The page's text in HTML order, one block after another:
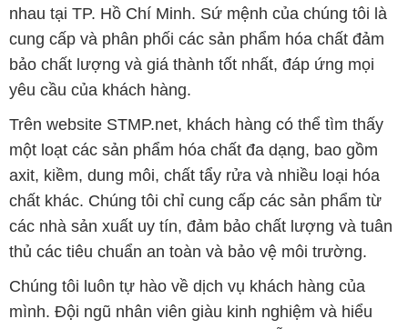
nhau tại TP. Hồ Chí Minh. Sứ mệnh của chúng tôi là
cung cấp và phân phối các sản phẩm hóa chất đảm
bảo chất lượng và giá thành tốt nhất, đáp ứng mọi
yêu cầu của khách hàng.
Trên website STMP.net, khách hàng có thể tìm thấy
một loạt các sản phẩm hóa chất đa dạng, bao gồm
axit, kiềm, dung môi, chất tẩy rửa và nhiều loại hóa
chất khác. Chúng tôi chỉ cung cấp các sản phẩm từ
các nhà sản xuất uy tín, đảm bảo chất lượng và tuân
thủ các tiêu chuẩn an toàn và bảo vệ môi trường.
Chúng tôi luôn tự hào về dịch vụ khách hàng của
mình. Đội ngũ nhân viên giàu kinh nghiệm và hiểu